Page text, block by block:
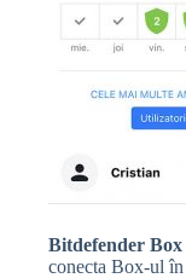
Bitdefender
conecta Box-ul în